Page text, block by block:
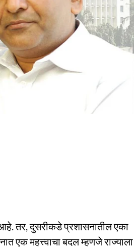
तर, दुसरीकडे प्रशासनातील एका
एक महत्त्वाचा बदल म्हणजे राज्याला